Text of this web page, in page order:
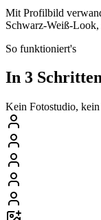
Mit Profilbild
Schwarz-Weiß-Look,
So funktioniert's
In 3
Kein Fotostudio,